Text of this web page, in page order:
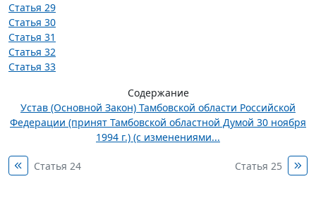
Статья 29
Статья 30
Статья 31
Статья 32
Статья 33
Содержание
Устав (Основной Закон) Тамбовской области Российской
Федерации (принят Тамбовской областной Думой 30 ноября
1994 г.) (с изменениями...
Статья 24 Статья 25